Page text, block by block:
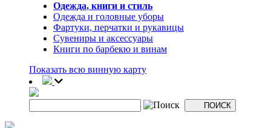
Одежда, книги и стиль
Одежда и головные уборы
Фартуки, перчатки и рукавицы
Сувениры и аксессуары
Книги по барбекю и винам
Показать всю винную карту